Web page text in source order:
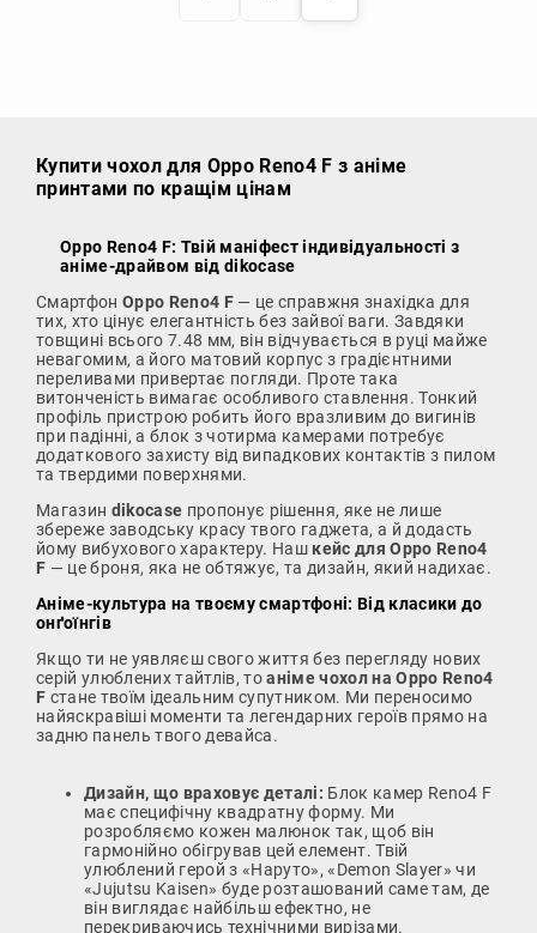
Купити чохол для Oppo Reno4 F з аніме
принтами по кращім цінам
Oppo Reno4 F: Твій маніфест індивідуальності з
аніме-драйвом від dikocase
Смартфон Oppo Reno4 F — це справжня знахідка для
тих, хто цінує елегантність без зайвої ваги. Завдяки
товщині всього 7.48 мм, він відчувається в руці майже
невагомим, а його матовий корпус з градієнтними
переливами привертає погляди. Проте така
витонченість вимагає особливого ставлення. Тонкий
профіль пристрою робить його вразливим до вигинів
при падінні, а блок з чотирма камерами потребує
додаткового захисту від випадкових контактів з пилом
та твердими поверхнями.
Магазин dikocase пропонує рішення, яке не лише
збереже заводську красу твого гаджета, а й додасть
йому вибухового характеру. Наш кейс для Oppo Reno4
F — це броня, яка не обтяжує, та дизайн, який надихає.
Аніме-культура на твоєму смартфоні: Від класики до
онґоїнгів
Якщо ти не уявляєш свого життя без перегляду нових
серій улюблених тайтлів, тоаніме чохол на Oppo Reno4
F стане твоїм ідеальним супутником. Ми переносимо
найяскравіші моменти та легендарних героїв прямо на
задню панель твого девайса.
Дизайн, що враховує деталі: Блок камер Reno4 F
має специфічну квадратну форму. Ми
розробляємо кожен малюнок так, щоб він
гармонійно обігрував цей елемент. Твій
улюблений герой з «Наруто», «Demon Slayer» чи
«Jujutsu Kaisen» буде розташований саме там, де
він виглядає найбільш ефектно, не
перекриваючись технічними вирізами.